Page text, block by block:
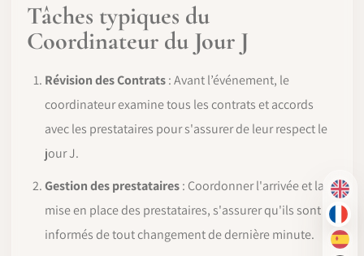
EN
FR
ES
Tâches typiques du
Coordinateur du Jour J
Révision des Contrats: Avant l’événement, le
coordinateur examine tous les contrats et accords
avec les prestataires pour s'assurer de leur respect le
jour J.
Gestion des prestataires: Coordonner l'arrivée et la
mise en place des prestataires, s'assurer qu'ils sont
informés de tout changement de dernière minute.